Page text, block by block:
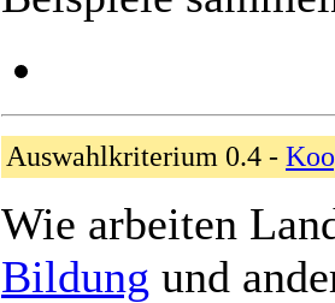
Auswahlkriterium 0.4 -
Wie arbeiten
Bildung und